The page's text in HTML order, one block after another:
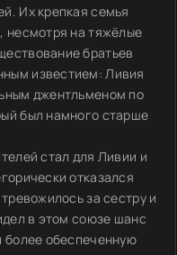
Их крепкая семья
несмотря на тяжёлые
братьев
известием: Ливия
джентльменом по
был намного старше
стал для Ливии и
отказался
за сестру и
в этом союзе шанс
более обеспеченную